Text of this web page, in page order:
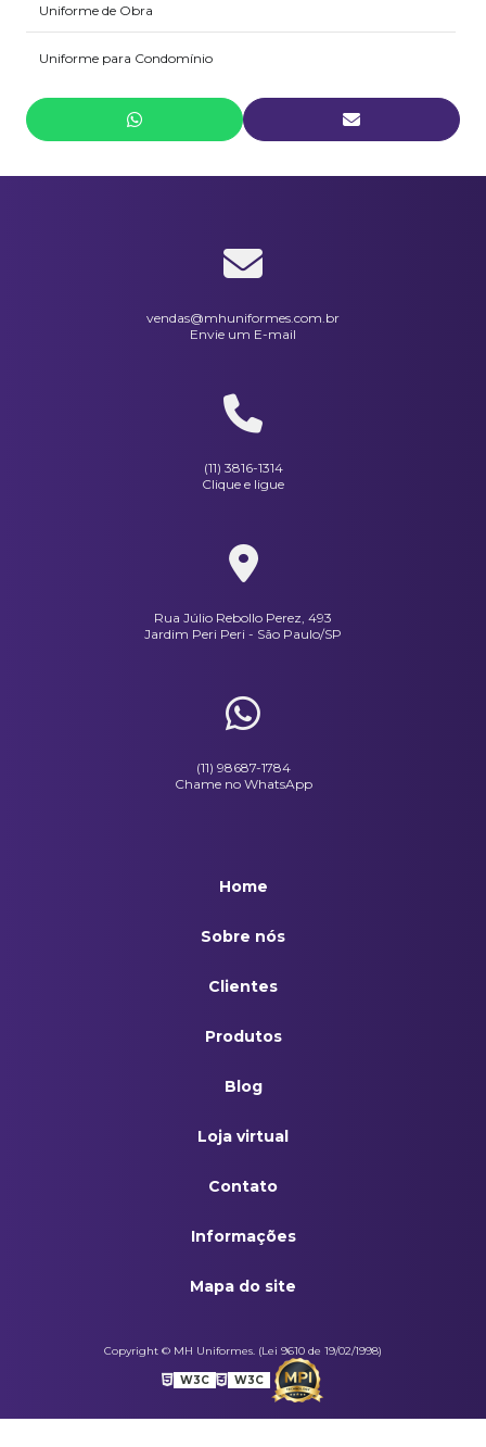
Uniforme de Obra
Uniforme para Condomínio
Uniforme para Copa
Uniforme para Restaurantes
Uniforme para Salão de Beleza
Uniforme Social Masculino
Jaquetas Masculina Em Microfibra Peletizada Preta
Sapatilha Moleca com Lona Branca
vendas@mhuniformes.com.br
Envie um E-mail
(11) 3816-1314
Clique e ligue
Rua Júlio Rebollo Perez, 493
Jardim Peri Peri - São Paulo/SP
(11) 98687-1784
Chame no WhatsApp
Home
Sobre nós
Clientes
Produtos
Blog
Loja virtual
Contato
Informações
Mapa do site
Copyright © MH Uniformes. (Lei 9610 de 19/02/1998)
W3C W3C